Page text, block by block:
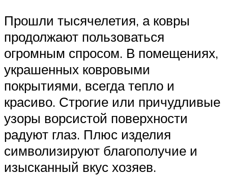
Прошли тысячелетия, а ковры
продолжают пользоваться
огромным спросом. В помещениях,
украшенных ковровыми
покрытиями, всегда тепло и
красиво. Строгие или причудливые
узоры ворсистой поверхности
радуют глаз. Плюс изделия
символизируют благополучие и
изысканный вкус хозяев.